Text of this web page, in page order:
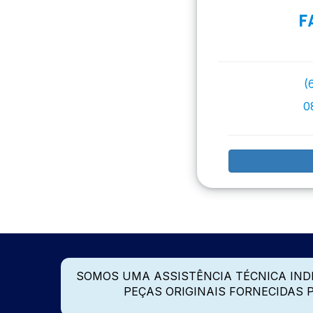
SOMOS UMA ASSISTÊNCIA TÉCNICA
PEÇAS ORIGINAIS FORNECIDAS